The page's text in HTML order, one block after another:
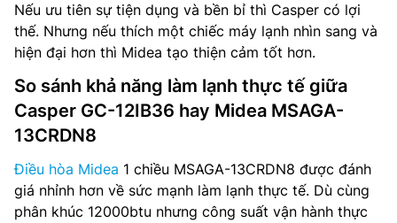
Nếu ưu tiên sự tiện dụng và bền bỉ thì Casper có lợi
thế. Nhưng nếu thích một chiếc máy lạnh nhìn sang và
hiện đại hơn thì Midea tạo thiện cảm tốt hơn.
So sánh khả năng làm lạnh thực tế giữa
Casper GC-12IB36 hay Midea MSAGA-
13CRDN8
Điều hòa Midea 1 chiều MSAGA-13CRDN8 được đánh
giá nhỉnh hơn về sức mạnh làm lạnh thực tế. Dù cùng
phân khúc 12000btu nhưng công suất vận hành thực